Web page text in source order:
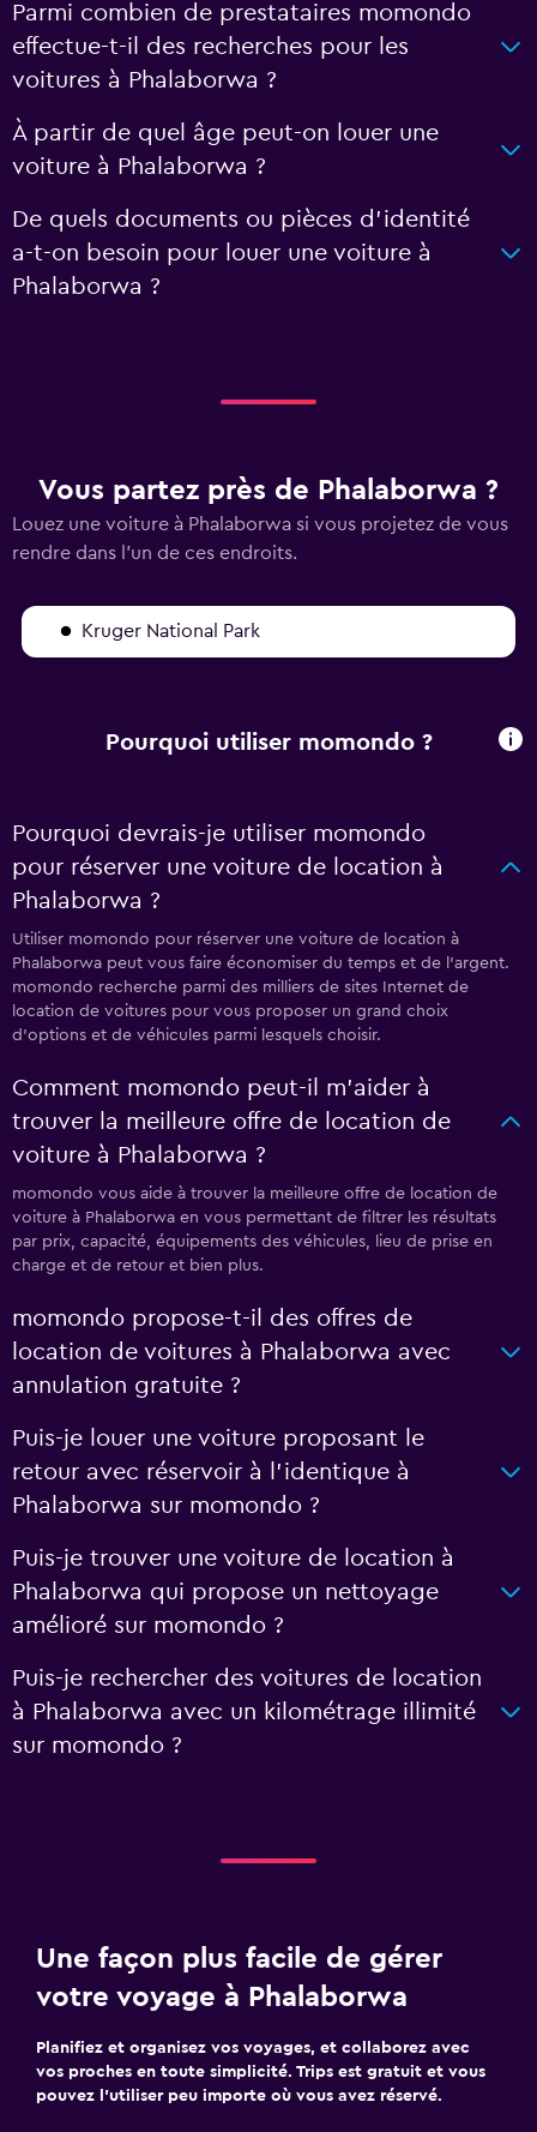
Parmi combien de prestataires momondo
effectue-t-il des recherches pour les
voitures à Phalaborwa ?
À partir de quel âge peut-on louer une
voiture à Phalaborwa ?
De quels documents ou pièces d'identité
a-t-on besoin pour louer une voiture à
Phalaborwa ?
Vous partez près de Phalaborwa ?
Louez une voiture à Phalaborwa si vous projetez de vous
rendre dans l'un de ces endroits.
Kruger National Park
Pourquoi utiliser momondo ?
Pourquoi devrais-je utiliser momondo
pour réserver une voiture de location à
Phalaborwa ?
Utiliser momondo pour réserver une voiture de location à
Phalaborwa peut vous faire économiser du temps et de l'argent.
momondo recherche parmi des milliers de sites Internet de
location de voitures pour vous proposer un grand choix
d'options et de véhicules parmi lesquels choisir.
Comment momondo peut-il m’aider à
trouver la meilleure offre de location de
voiture à Phalaborwa ?
momondo vous aide à trouver la meilleure offre de location de
voiture à Phalaborwa en vous permettant de filtrer les résultats
par prix, capacité, équipements des véhicules, lieu de prise en
charge et de retour et bien plus.
momondo propose-t-il des offres de
location de voitures à Phalaborwa avec
annulation gratuite ?
Puis-je louer une voiture proposant le
retour avec réservoir à l’identique à
Phalaborwa sur momondo ?
Puis-je trouver une voiture de location à
Phalaborwa qui propose un nettoyage
amélioré sur momondo ?
Puis-je rechercher des voitures de location
à Phalaborwa avec un kilométrage illimité
sur momondo ?
Une façon plus facile de gérer
votre voyage à Phalaborwa
Planifiez et organisez vos voyages, et collaborez avec
vos proches en toute simplicité. Trips est gratuit et vous
pouvez l’utiliser peu importe où vous avez réservé.